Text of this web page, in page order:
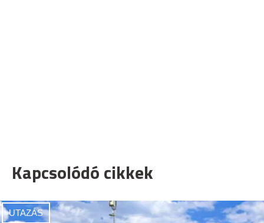
Kapcsolódó cikkek
UTAZÁS